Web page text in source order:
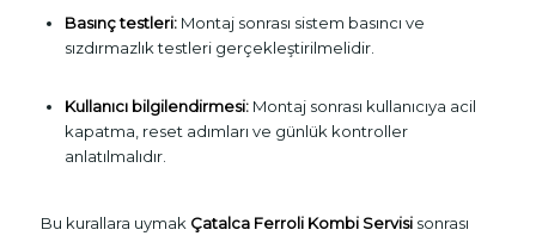
Basınç testleri:Montaj sonrası sistem basıncı ve
sızdırmazlık testleri gerçekleştirilmelidir.
Kullanıcı bilgilendirmesi:Montaj sonrası kullanıcıya acil
kapatma, reset adımları ve günlük kontroller
anlatılmalıdır.
Bu kurallara uymak Çatalca Ferroli Kombi Servisisonrası